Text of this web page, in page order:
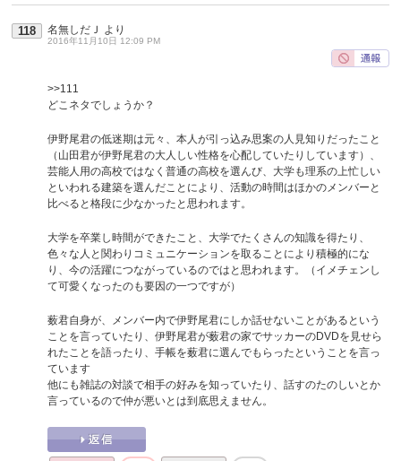
118 名無しだＪ より
2016年11月10日 12:09 PM
>>111
どこネタでしょうか？
伊野尾君の低迷期は元々、本人が引っ込み思案の人見知りだったこと
（山田君が伊野尾君の大人しい性格を心配していたりしています）、
芸能人用の高校ではなく普通の高校を選んび、大学も理系の上忙しい
といわれる建築を選んだことにより、活動の時間はほかのメンバーと
比べると格段に少なかったと思われます。
大学を卒業し時間ができたこと、大学でたくさんの知識を得たり、
色々な人と関わりコミュニケーションを取ることにより積極的にな
り、今の活躍につながっているのではと思われます。（イメチェンし
て可愛くなったのも要因の一つですが）
薮君自身が、メンバー内で伊野尾君にしか話せないことがあるという
ことを言っていたり、伊野尾君が薮君の家でサッカーのDVDを見せら
れたことを語ったり、手帳を薮君に選んでもらったということを言っ
ています
他にも雑誌の対談で相手の好みを知っていたり、話すのたのしいとか
言っているので仲が悪いとは到底思えません。